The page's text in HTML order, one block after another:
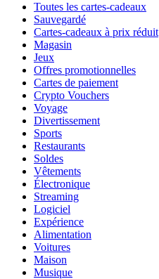
Toutes les cartes-cadeaux
Sauvegardé
Cartes-cadeaux à prix réduit
Magasin
Jeux
Offres promotionnelles
Cartes de paiement
Crypto Vouchers
Voyage
Divertissement
Sports
Restaurants
Soldes
Vêtements
Électronique
Streaming
Logiciel
Expérience
Alimentation
Voitures
Maison
Musique